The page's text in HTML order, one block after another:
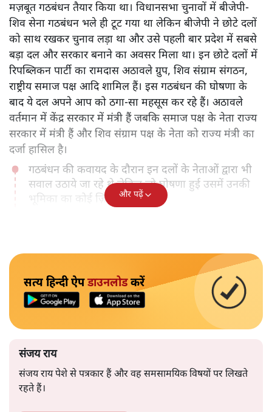
मज़बूत गठबंधन तैयार किया था। विधानसभा चुनावों में बीजेपी-
शिव सेना गठबंधन भले ही टूट गया था लेकिन बीजेपी ने छोटे दलों
को साथ रखकर चुनाव लड़ा था और उसे पहली बार प्रदेश में सबसे
बड़ा दल और सरकार बनाने का अवसर मिला था। इन छोटे दलों में
रिपब्लिकन पार्टी का रामदास अठावले ग्रुप, शिव संग्राम संगठन,
राष्ट्रीय समाज पक्ष आदि शामिल हैं। इस गठबंधन की घोषणा के
बाद ये दल अपने आप को ठगा-सा महसूस कर रहे हैं। अठावले
वर्तमान में केंद्र सरकार में मंत्री हैं जबकि समाज पक्ष के नेता राज्य
सरकार में मंत्री हैं और शिव संग्राम पक्ष के नेता को राज्य मंत्री का
दर्जा हासिल है।
गठबंधन की कवायद के दौरान इन दलों के नेताओं द्वारा भी
सवाल उठाये जा रहे थे लेकिन जो घोषणा हुई उसमें उनकी
भूमिका का कोई ज़िक्र नहीं है।
और पढ़ें
सत्य हिन्दी ऐपडाउनलोडकरें
संजय राय
संजय राय पेशे से पत्रकार हैं और वह समसामयिक विषयों पर लिखते
रहते हैं।